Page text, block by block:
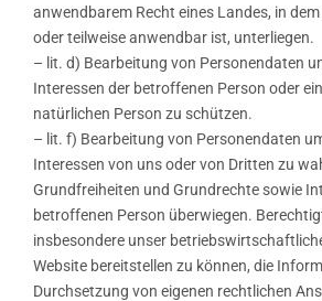
anwendbarem Recht eines Landes, in dem
oder teilweise anwendbar ist, unterliegen.
– lit. d) Bearbeitung von Personendaten
Interessen der betroffenen Person oder
natürlichen Person zu schützen.
– lit. f) Bearbeitung von Personendaten
Interessen von uns oder von Dritten zu
Grundfreiheiten und Grundrechte sowie
betroffenen Person überwiegen.
insbesondere unser
Website bereitstellen zu können, die
Durchsetzung von eigenen rechtlichen